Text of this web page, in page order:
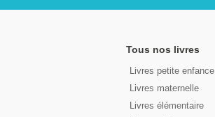
Tous nos livres
Livres petite enfance
Livres maternelle
Livres élémentaire